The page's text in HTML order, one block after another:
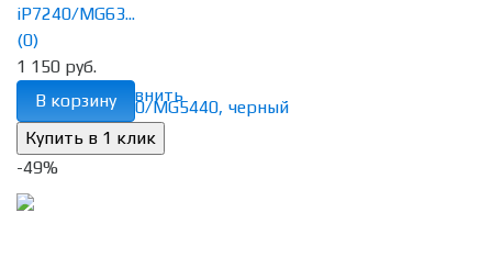
избранное сравнить
iP7240/MG63...
(0)
1 150 руб.
В корзину
-49%